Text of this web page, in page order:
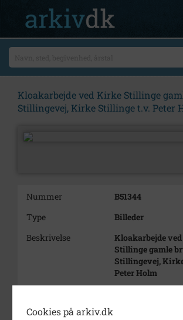
Kloakarbejde ved Kirke Stillinge
Stillingevej, Kirke Stillinge t.v. Peter
Nummer
B51344
Type
Billeder
Beskrivelse
Kloakarbejde
Stillinge gamle
Stillingevej,
Peter Holm
Dateringsnote
Cookies på arkiv.dk